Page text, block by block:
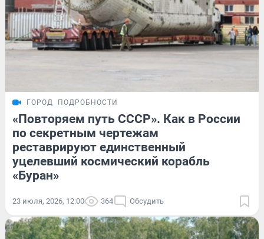
ГОРОД ПОДРОБНОСТИ
«Повторяем путь СССР». Как в России
по секретным чертежам
реставрируют единственный
уцелевший космический корабль
«Буран»
23 июля, 2026, 12:00 364 Обсудить